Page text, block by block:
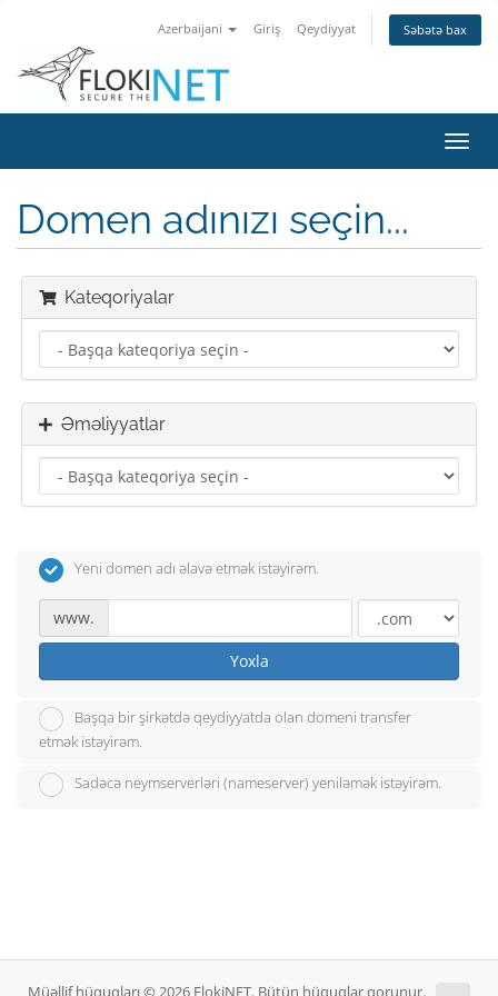
Azerbaijani Giriş Qeydiyyat Səbətə bax
keçid
Domen adınızı seçin...
Kateqoriyalar
Əməliyyatlar
Yeni domen adı əlavə etmək istəyirəm.
www.
Yoxla
Başqa bir şirkətdə qeydiyyatda olan domeni transfer
etmək istəyirəm.
Sadəcə neymserverləri (nameserver) yeniləmək istəyirəm.
Müəllif hüquqları © 2026 FlokiNET. Bütün hüquqlar qorunur.